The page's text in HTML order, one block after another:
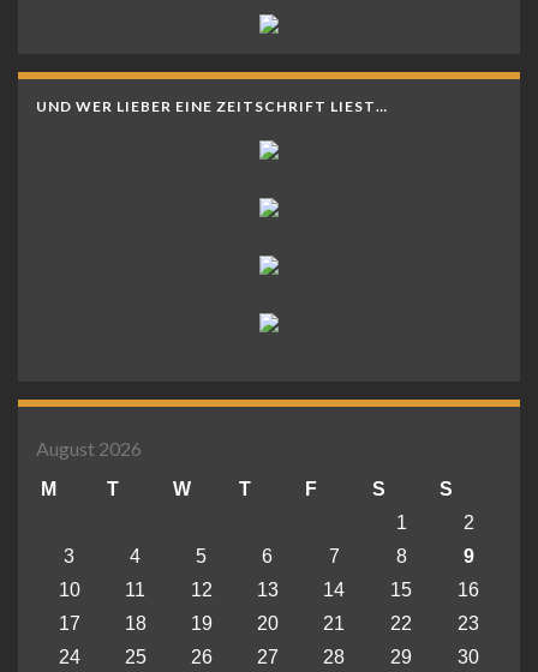
UND WER LIEBER EINE ZEITSCHRIFT LIEST…
August 2026
M T W T F S
S
1
2
3
4 5 6 7 8
9
10
11 12 13 14 15
16
17
18 19 20 21 22
23
24
25 26 27 28 29 30